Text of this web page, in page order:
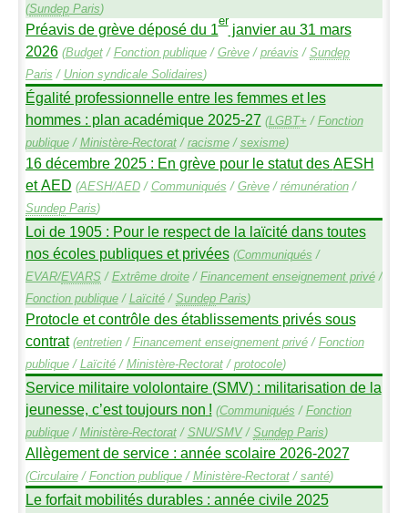
(SundepParis)
Préavis de grève déposé du 1erjanvier au 31 mars
2026 (Budget/ Fonction publique/ Grève/ préavis / Sundep
Paris / Union syndicale Solidaires)
Égalité professionnelle entre les femmes et les
hommes : plan académique 2025-27 (LGBT+ / Fonction
publique/ Ministère-Rectorat/ racisme/ sexisme)
16 décembre 2025 : En grève pour le statut des AESH
etAED (AESH/AED/ Communiqués / Grève/ rémunération/
SundepParis)
Loi de 1905 : Pour le respect de la laïcité dans toutes
nos écoles publiques et privées (Communiqués /
EVAR/EVARS/ Extrême droite/ Financement enseignement privé/
Fonction publique/ Laïcité/ SundepParis)
Protocle et contrôle des établissements privés sous
contrat (entretien/ Financement enseignement privé/ Fonction
publique/ Laïcité/ Ministère-Rectorat/ protocole)
Service militaire vololontaire (SMV) : militarisation de la
jeunesse, c’est toujours non ! (Communiqués / Fonction
publique/ Ministère-Rectorat/ SNU/SMV/ SundepParis)
Allègement de service : année scolaire 2026-2027
(Circulaire/ Fonction publique/ Ministère-Rectorat/ santé)
Le forfait mobilités durables : année civile 2025